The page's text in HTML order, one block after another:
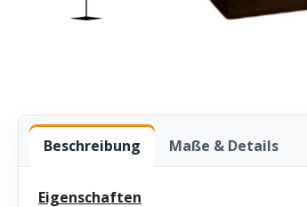
Beschreibung Maße & Details
Eigenschaften